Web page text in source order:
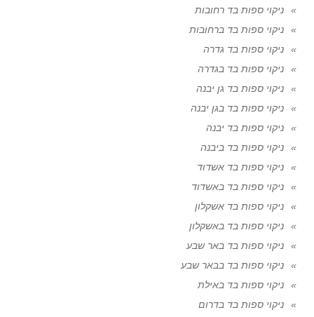
ניקוי ספות בד רחובות
ניקוי ספות בד ברחובות
ניקוי ספות בד גדרה
ניקוי ספות בד בגדרה
ניקוי ספות בד גן יבנה
ניקוי ספות בד בגן יבנה
ניקוי ספות בד יבנה
ניקוי ספות בד ביבנה
ניקוי ספות בד אשדוד
ניקוי ספות בד באשדוד
ניקוי ספות בד אשקלון
ניקוי ספות בד באשקלון
ניקוי ספות בד באר שבע
ניקוי ספות בד בבאר שבע
ניקוי ספות בד באילת
ניקוי ספות בד בדרום